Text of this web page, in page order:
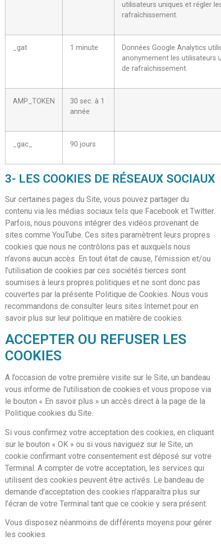
utilisateurs uniques et régler
rafraîchissement.
_gat 1 minute
Données Google Analytics
anonymement les utilisateurs
de rafraîchissement.
AMP_TOKEN
30 sec. à 1
année
_gac_ 90 jours
3- LES COOKIES DE RÉSEAUX SOCIAUX
Sur certaines pages du Site, vous pouvez partager du
contenu via les médias sociaux tels que Facebook et Twitter.
Parfois, nous pouvons intégrer des vidéos provenant de
sites comme YouTube. Ces sites paramètrent leurs propres
cookies que nous ne contrôlons pas et auxquels nous
n’avons aucun accès. En tout état de cause, l’émission et/ou
l’utilisation de cookies par ces sociétés tierces sont
soumises à leurs propres politiques et ne sont donc pas
couvertes par la présente Politique de Cookies. Nous vous
recommandons de consulter leurs sites Internet pour en
savoir plus sur leur politique en matière de cookies.
ACCEPTER OU REFUSER LES
COOKIES
A l’occasion de votre première visite sur le Site, un bandeau
vous informe de l’utilisation de cookies et vous propose via
le bouton « En savoir plus » un accès direct à la page de la
Politique cookies du Site.
Si vous confirmez votre acceptation des cookies, en cliquant
sur le bouton « OK » ou si vous naviguez sur le Site, un
cookie confirmant votre consentement est déposé sur votre
Terminal. A compter de votre acceptation, les services qui
utilisent des cookies peuvent être activés. Le bandeau de
demande d’acceptation des cookies n’apparaîtra plus sur
l’écran de votre Terminal tant que ce cookie y sera présent.
Vous disposez néanmoins de différents moyens pour gérer
les cookies.